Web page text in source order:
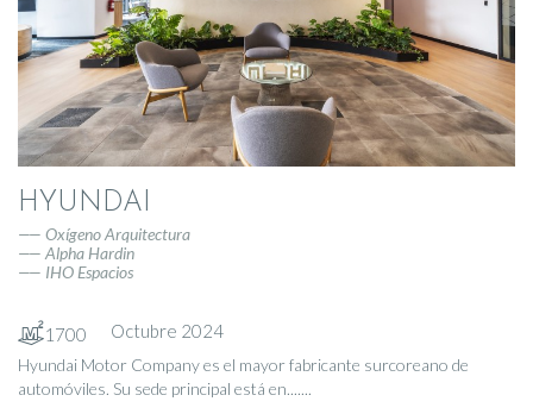
HYUNDAI
Oxígeno Arquitectura
Alpha Hardin
IHO Espacios
1700 Octubre 2024
Hyundai Motor Company es el mayor fabricante surcoreano de
automóviles. Su sede principal está en.......